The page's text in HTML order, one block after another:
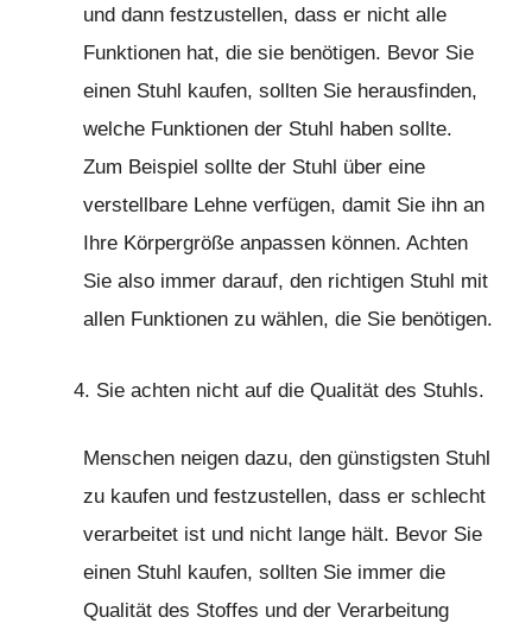
und dann festzustellen, dass er nicht alle
Funktionen hat, die sie benötigen. Bevor Sie
einen Stuhl kaufen, sollten Sie herausfinden,
welche Funktionen der Stuhl haben sollte.
Zum Beispiel sollte der Stuhl über eine
verstellbare Lehne verfügen, damit Sie ihn an
Ihre Körpergröße anpassen können. Achten
Sie also immer darauf, den richtigen Stuhl mit
allen Funktionen zu wählen, die Sie benötigen.
Sie achten nicht auf die Qualität des Stuhls.
Menschen neigen dazu, den günstigsten Stuhl
zu kaufen und festzustellen, dass er schlecht
verarbeitet ist und nicht lange hält. Bevor Sie
einen Stuhl kaufen, sollten Sie immer die
Qualität des Stoffes und der Verarbeitung